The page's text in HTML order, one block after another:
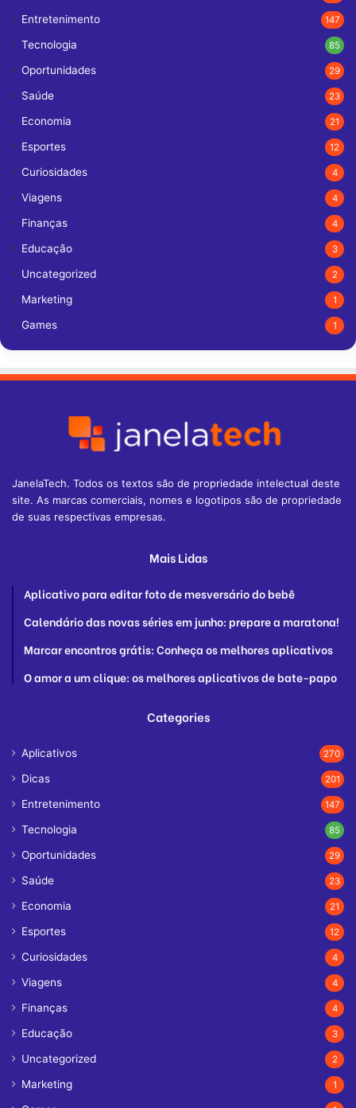
Entretenimento 147
Tecnologia 85
Oportunidades 29
Saúde 23
Economia 21
Esportes 12
Curiosidades 4
Viagens 4
Finanças 4
Educação 3
Uncategorized 2
Marketing 1
Games 1
JanelaTech. Todos os textos são de propriedade intelectual deste
site. As marcas comerciais, nomes e logotipos são de propriedade
de suas respectivas empresas.
Mais Lidas
Aplicativo para editar foto de mesversário do bebê
Calendário das novas séries em junho: prepare a maratona!
Marcar encontros grátis: Conheça os melhores aplicativos
O amor a um clique: os melhores aplicativos de bate-papo
Categories
Aplicativos 270
Dicas 201
Entretenimento 147
Tecnologia 85
Oportunidades 29
Saúde 23
Economia 21
Esportes 12
Curiosidades 4
Viagens 4
Finanças 4
Educação 3
Uncategorized 2
Marketing 1